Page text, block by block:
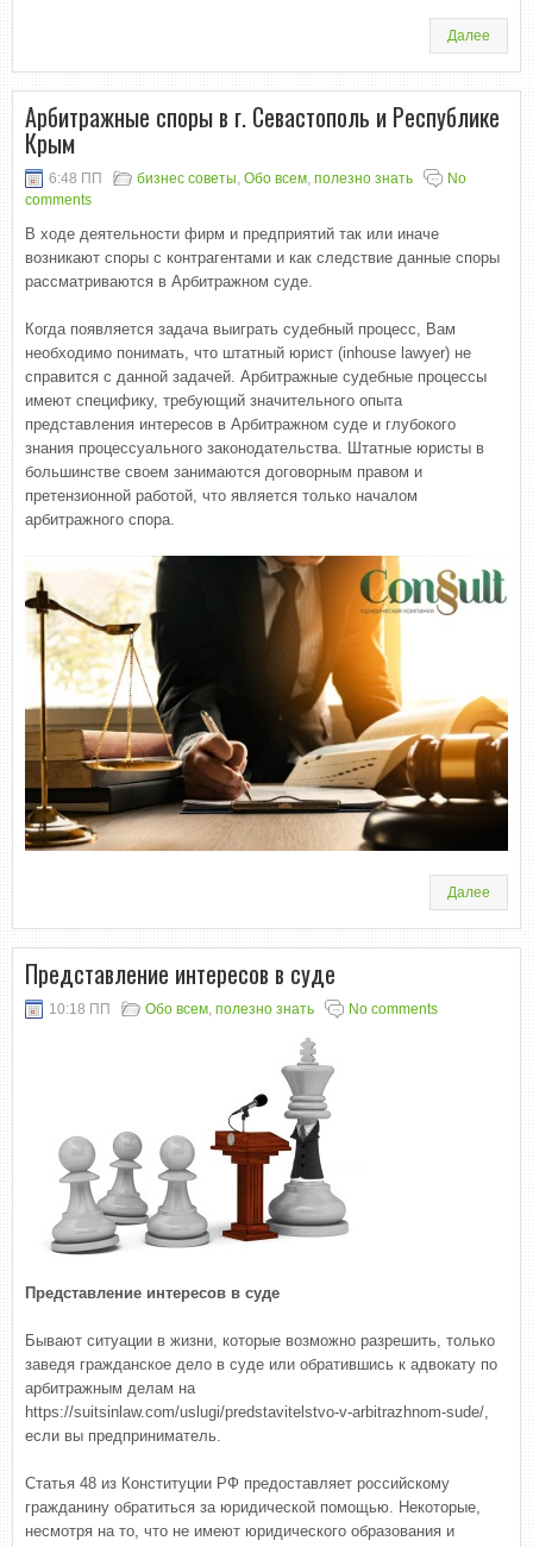
Далее
Арбитражные споры в г. Севастополь и Республике
Крым
6:48 ПП бизнес советы Обо всем полезно знать
No
comments
В ходе деятельности фирм и предприятий так или иначе
возникают споры с контрагентами и как следствие данные споры
рассматриваются в Арбитражном суде.
Когда появляется задача выиграть судебный процесс, Вам
необходимо понимать, что штатный юрист (inhouse lawyer) не
справится с данной задачей. Арбитражные судебные процессы
имеют специфику, требующий значительного опыта
представления интересов в Арбитражном суде и глубокого
знания процессуального законодательства. Штатные юристы в
большинстве своем занимаются договорным правом и
претензионной работой, что является только началом
арбитражного спора.
Далее
Представление интересов в суде
10:18 ПП Обо всем, полезно знать No comments
Представление интересов в суде
Бывают ситуации в жизни, которые возможно разрешить, только
заведя гражданское дело в суде или обратившись к адвокату по
арбитражным делам на
https://suitsinlaw.com/uslugi/predstavitelstvo-v-arbitrazhnom-sude/,
если вы предприниматель.
Статья 48 из Конституции РФ предоставляет российскому
гражданину обратиться за юридической помощью. Некоторые,
несмотря на то, что не имеют юридического образования и